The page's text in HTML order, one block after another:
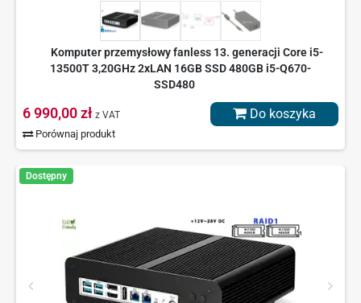
Komputer przemysłowy fanless 13. generacji Core i5-
13500T 3,20GHz 2xLAN 16GB SSD 480GB i5-Q670-
SSD480
6 990,00 zł z VAT
Porównaj produkt
Do koszyka
Dostępny